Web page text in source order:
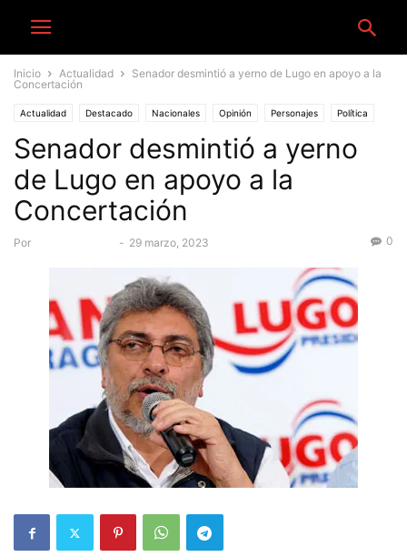
Inicio Actualidad
Senador desmintió a yerno de Lugo en apoyo a la
Concertación
Actualidad Destacado Nacionales Opinión Personajes Política
Senador desmintió a yerno
de Lugo en apoyo a la
Concertación
Por - 29 marzo, 2023 0